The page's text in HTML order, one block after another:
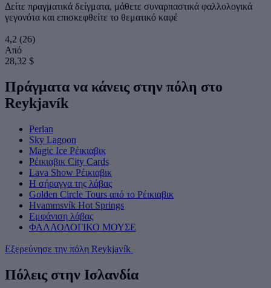
Δείτε πραγματικά δείγματα, μάθετε συναρπαστικά φαλλολογικά
γεγονότα και επισκεφθείτε το θεματικό καφέ
4,2 (26)
Από
28,32 $
Πράγματα να κάνεις στην πόλη στο
Reykjavík
Perlan
Sky Lagoon
Magic Ice Ρέικιαβικ
Ρέικιαβικ City Cards
Lava Show Ρέικιαβικ
Η σήραγγα της λάβας
Golden Circle Tours από το Ρέικιαβικ
Hvammsvík Hot Springs
Εμφάνιση λάβας
ΦΑΛΛΟΛΟΓΙΚΟ ΜΟΥΣΕ
Εξερεύνησε την πόλη Reykjavík
Πόλεις στην Ισλανδία